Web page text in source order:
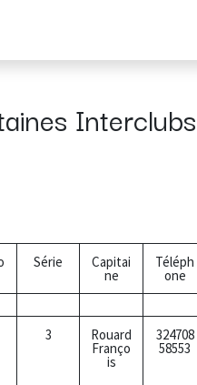
Série Capitai
ne
Téléph
one
3 Rouard
Franço
is
324708
58553